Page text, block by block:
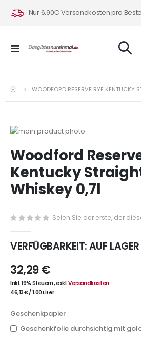
Nur 6,90€ Versandkosten pro
Navigation
WOODFORD RESERVE RYE KENTUCKY
Zum
der
Bildergalerie
springen
Anfang
der
Bildergalerie
springen
Woodford
Kentucky
Whiskey 0,7l
Seien Sie der erste, der
VERFÜGBARKEIT:AUF LAGER
32,29 €
Inkl. 19% Steuern,exkl.Versandkosten
46,13 €/1.00 Liter
Geschenkpapier
Geschenkfolie durchsichtig mit